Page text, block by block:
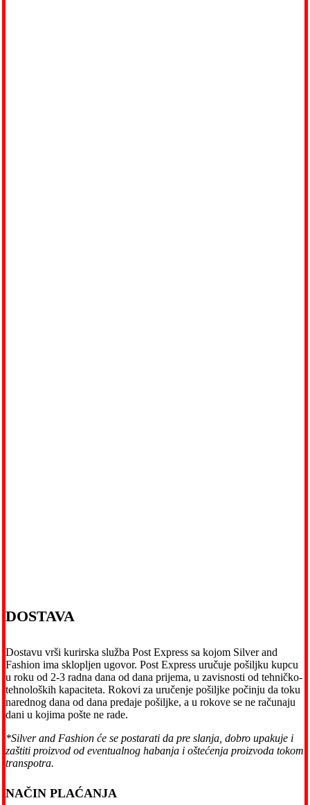
DOSTAVA
Dostavu vrši kurirska služba Post Express sa kojom Silver and
Fashion ima sklopljen ugovor. Post Express uručuje pošiljku kupcu
u roku od 2-3 radna dana od dana prijema, u zavisnosti od tehničko-
tehnoloških kapaciteta. Rokovi za uručenje pošiljke počinju da toku
narednog dana od dana predaje pošiljke, a u rokove se ne računaju
dani u kojima pošte ne rade.
*Silver and Fashion će se postarati da pre slanja, dobro upakuje i
zaštiti proizvod od eventualnog habanja i oštećenja proizvoda tokom
transpotra.
NAČIN PLAĆANJA